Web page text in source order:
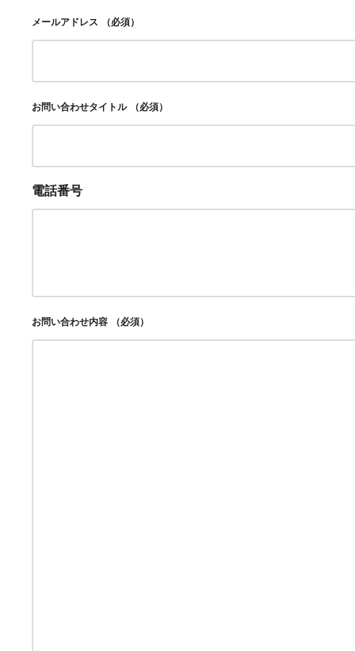
メールアドレス （必須）
お問い合わせタイトル （必須）
電話番号
お問い合わせ内容 （必須）